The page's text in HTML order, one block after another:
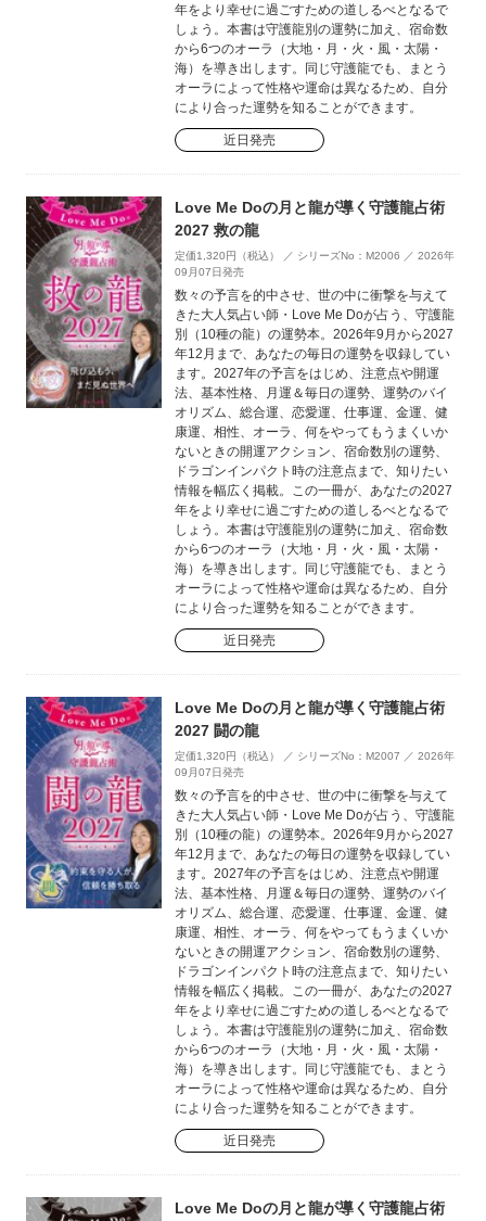
年をより幸せに過ごすための道しるべとなるで
しょう。本書は守護龍別の運勢に加え、宿命数
から6つのオーラ（大地・月・火・風・太陽・
海）を導き出します。同じ守護龍でも、まとう
オーラによって性格や運命は異なるため、自分
により合った運勢を知ることができます。
近日発売
Love Me Doの月と龍が導く守護龍占術
2027 救の龍
定価1,320円（税込） ／ シリーズNo：M2006 ／ 2026年
09月07日発売
数々の予言を的中させ、世の中に衝撃を与えて
きた大人気占い師・Love Me Doが占う、守護龍
別（10種の龍）の運勢本。2026年9月から2027
年12月まで、あなたの毎日の運勢を収録してい
ます。2027年の予言をはじめ、注意点や開運
法、基本性格、月運＆毎日の運勢、運勢のバイ
オリズム、総合運、恋愛運、仕事運、金運、健
康運、相性、オーラ、何をやってもうまくいか
ないときの開運アクション、宿命数別の運勢、
ドラゴンインパクト時の注意点まで、知りたい
情報を幅広く掲載。この一冊が、あなたの2027
年をより幸せに過ごすための道しるべとなるで
しょう。本書は守護龍別の運勢に加え、宿命数
から6つのオーラ（大地・月・火・風・太陽・
海）を導き出します。同じ守護龍でも、まとう
オーラによって性格や運命は異なるため、自分
により合った運勢を知ることができます。
近日発売
Love Me Doの月と龍が導く守護龍占術
2027 闘の龍
定価1,320円（税込） ／ シリーズNo：M2007 ／ 2026年
09月07日発売
数々の予言を的中させ、世の中に衝撃を与えて
きた大人気占い師・Love Me Doが占う、守護龍
別（10種の龍）の運勢本。2026年9月から2027
年12月まで、あなたの毎日の運勢を収録してい
ます。2027年の予言をはじめ、注意点や開運
法、基本性格、月運＆毎日の運勢、運勢のバイ
オリズム、総合運、恋愛運、仕事運、金運、健
康運、相性、オーラ、何をやってもうまくいか
ないときの開運アクション、宿命数別の運勢、
ドラゴンインパクト時の注意点まで、知りたい
情報を幅広く掲載。この一冊が、あなたの2027
年をより幸せに過ごすための道しるべとなるで
しょう。本書は守護龍別の運勢に加え、宿命数
から6つのオーラ（大地・月・火・風・太陽・
海）を導き出します。同じ守護龍でも、まとう
オーラによって性格や運命は異なるため、自分
により合った運勢を知ることができます。
近日発売
Love Me Doの月と龍が導く守護龍占術